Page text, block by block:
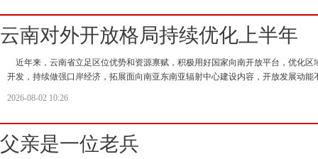
云南对外开放格局持续优化上半年
近年来，云南省立足区位优势和资源禀赋，积极用好国家向南开放平台，优化区
开发，持续做强口岸经济，拓展面向南亚东南亚辐射中心建设内容，开放发展动能
2026-08-02 10:26
父亲是一位老兵